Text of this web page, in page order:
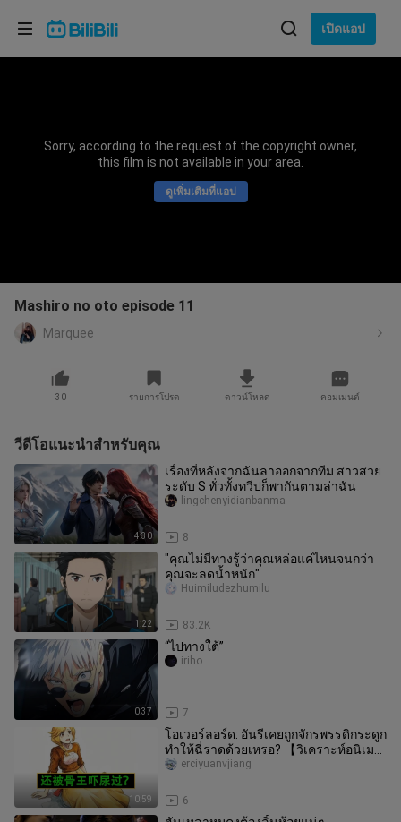
เปิดแอป
Sorry, according to the request of the copyright owner,
this film is not available in your area.
ดูเพิ่มเติมที่แอป
Mashiro no oto episode 11
Marquee
30 รายการโปรด ดาวน์โหลด คอมเมนต์
วีดีโอแนะนำสำหรับคุณ
4:30
เรื่องที่หลังจากฉันลาออกจากทีม สาวสวย
ระดับ S ทั่วทั้งทวีปก็พากันตามล่าฉัน
8
lingchenyidianbanma
1:22
"คุณไม่มีทางรู้ว่าคุณหล่อแค่ไหนจนกว่า
คุณจะลดน้ำหนัก"
83.2K
Huimiludezhumilu
0:37
“ไปทางใต้”
7
iriho
10:59
โอเวอร์ลอร์ด: อันรีเคยถูกจักรพรรดิกระดูก
ทำให้ฉี่ราดด้วยเหรอ? 【วิเคราะห์อนิเมะ
03】
6
erciyuanvjiang
เลือกภาษา